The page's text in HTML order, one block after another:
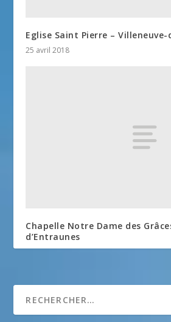
Eglise Saint Pierre – Villeneuve-
25 avril 2018
Chapelle Notre Dame des
d’Entraunes
25 avril 2018